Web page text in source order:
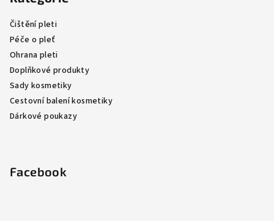
Čištění pleti
Péče o pleť
Ohrana pleti
Doplňkové produkty
Sady kosmetiky
Cestovní balení kosmetiky
Dárkové poukazy
Facebook